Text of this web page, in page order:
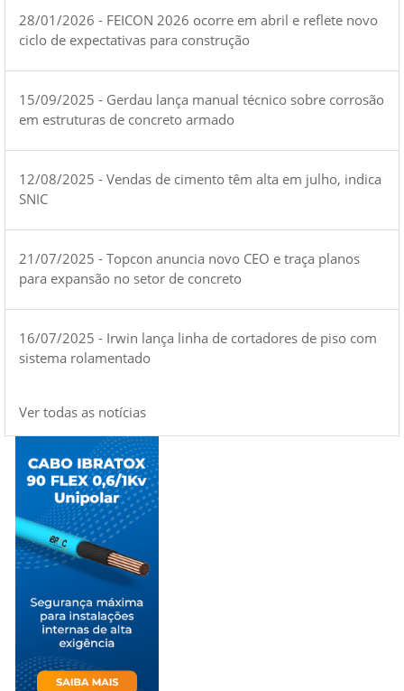
28/01/2026 - FEICON 2026 ocorre em abril e reflete novo
ciclo de expectativas para construção
15/09/2025 - Gerdau lança manual técnico sobre corrosão
em estruturas de concreto armado
12/08/2025 - Vendas de cimento têm alta em julho, indica
SNIC
21/07/2025 - Topcon anuncia novo CEO e traça planos
para expansão no setor de concreto
16/07/2025 - Irwin lança linha de cortadores de piso com
sistema rolamentado
Ver todas as notícias